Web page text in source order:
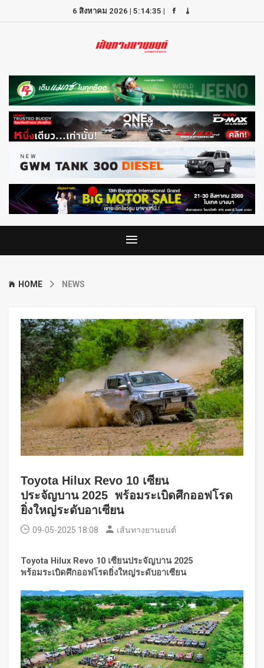
6 สิงหาคม 2026 | 5:14:35 |
HOME NEWS
Toyota Hilux Revo 10 เซียน
ประจัญบาน 2025 พร้อมระเบิดศึกออฟโรด
ยิ่งใหญ่ระดับอาเซียน
09-05-2025 18:08 เส้นทางยานยนต์
Toyota Hilux Revo 10 เซียนประจัญบาน 2025
พร้อมระเบิดศึกออฟโรดยิ่งใหญ่ระดับอาเซียน